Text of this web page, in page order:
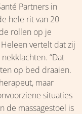
Partners in
hele rit van 20
rollen op je
vertelt dat zij
“Dat
op bed draaien.
maar
situaties
de massagestoel is